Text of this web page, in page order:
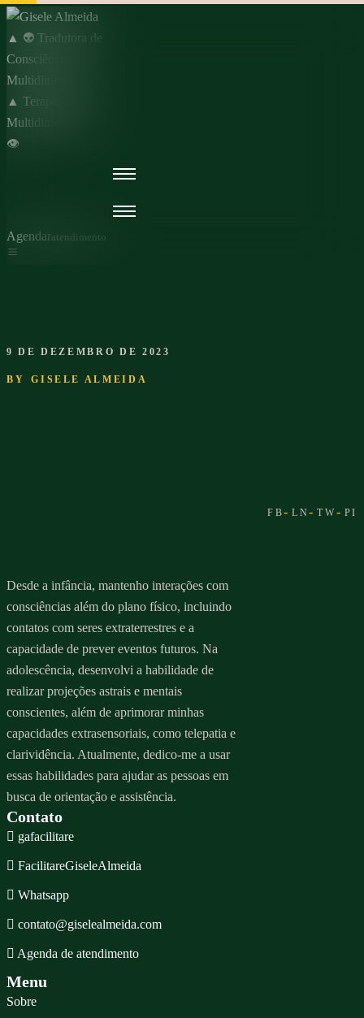
Skip
to
content
Agendaratendimento
9 DE DEZEMBRO DE 2023
BY GISELE ALMEIDA
Desde a infância, mantenho interações com
consciências além do plano físico, incluindo
contatos com seres extraterrestres e a
capacidade de prever eventos futuros. Na
adolescência, desenvolvi a habilidade de
realizar projeções astrais e mentais
conscientes, além de aprimorar minhas
capacidades extrasensoriais, como telepatia e
clarividência. Atualmente, dedico-me a usar
essas habilidades para ajudar as pessoas em
busca de orientação e assistência.
Contato
gafacilitare
FacilitareGiseleAlmeida
Whatsapp
contato@giselealmeida.com
Agenda de atendimento
Menu
Sobre